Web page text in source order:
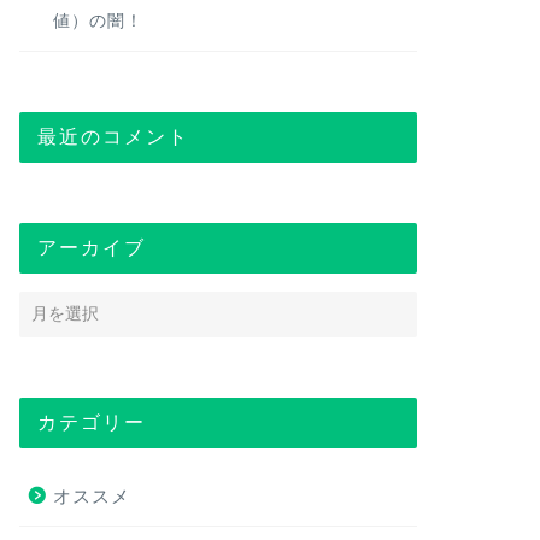
値）の闇！
最近のコメント
アーカイブ
カテゴリー
オススメ